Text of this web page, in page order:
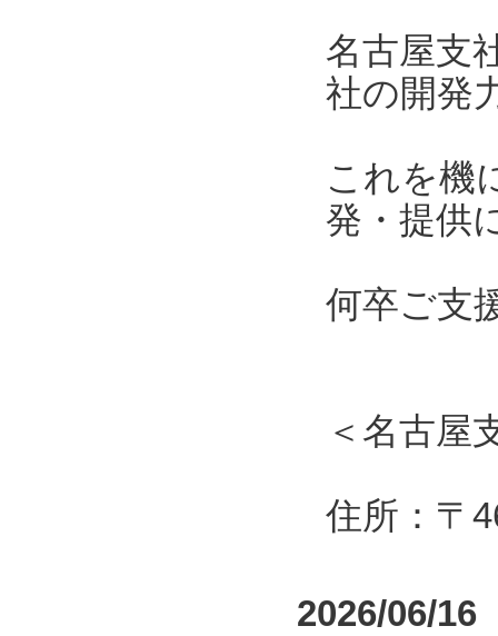
名古屋支
社の開発
これを機
発・提供
何卒ご支
＜名古屋
住所：〒
2026/06/16